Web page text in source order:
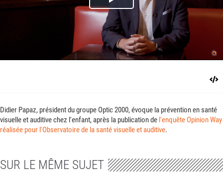
Play
Video
Didier Papaz, président du groupe Optic 2000, évoque la prévention en santé
visuelle et auditive chez l'enfant, après la publication de l'enquête Opinion Way
réalisée pour l'Observatoire de la santé visuelle et auditive.
SUR LE MÊME SUJET